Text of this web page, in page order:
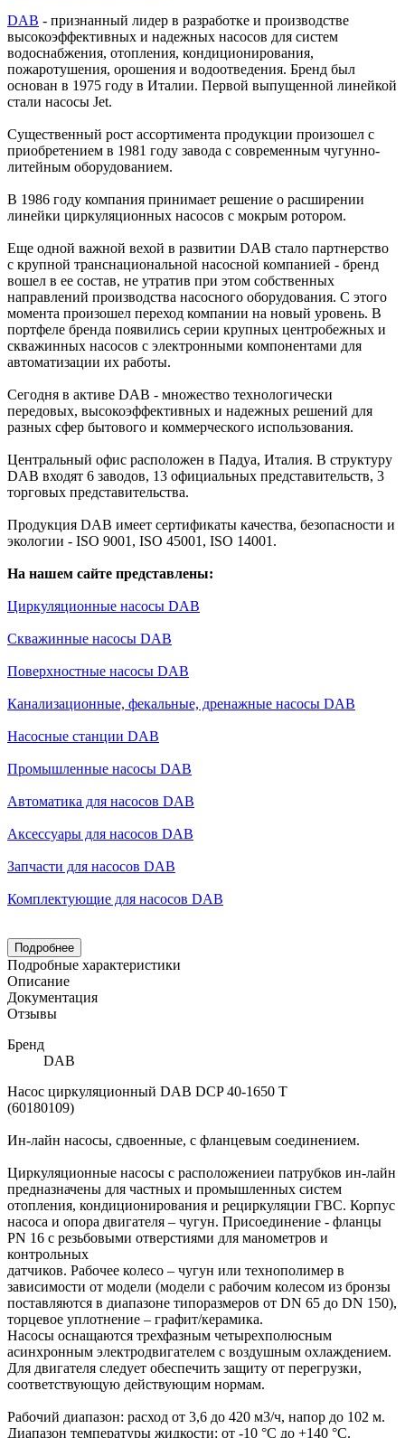
DAB - признанный лидер в разработке и производстве
высокоэффективных и надежных насосов для систем
водоснабжения, отопления, кондиционирования,
пожаротушения, орошения и водоотведения. Бренд был
основан в 1975 году в Италии. Первой выпущенной линейкой
стали насосы Jet.
Существенный рост ассортимента продукции произошел с
приобретением в 1981 году завода с современным чугунно-
литейным оборудованием.
В 1986 году компания принимает решение о расширении
линейки циркуляционных насосов с мокрым ротором.
Еще одной важной вехой в развитии DAB стало партнерство
с крупной транснациональной насосной компанией - бренд
вошел в ее состав, не утратив при этом собственных
направлений производства насосного оборудования. С этого
момента произошел переход компании на новый уровень. В
портфеле бренда появились серии крупных центробежных и
скважинных насосов с электронными компонентами для
автоматизации их работы.
Сегодня в активе DAB - множество технологически
передовых, высокоэффективных и надежных решений для
разных сфер бытового и коммерческого использования.
Центральный офис расположен в Падуа, Италия. В структуру
DAB входят 6 заводов, 13 официальных представительств, 3
торговых представительства.
Продукция DAB имеет сертификаты качества, безопасности и
экологии - ISO 9001, ISO 45001, ISO 14001.
На нашем сайте представлены:
Циркуляционные насосы DAB
Скважинные насосы DAB
Поверхностные насосы DAB
Канализационные, фекальные, дренажные насосы DAB
Насосные станции DAB
Промышленные насосы DAB
Автоматика для насосов DAB
Аксессуары для насосов DAB
Запчасти для насосов DAB
Комплектующие для насосов DAB
Подробнее
Подробные характеристики
Описание
Документация
Отзывы
Бренд
DAB
Насос циркуляционный DAB DCP 40-1650 Т
(60180109)
Ин-лайн насосы, сдвоенные, с фланцевым соединением.
Циркуляционные насосы с расположениеи патрубков ин-лайн
предназначены для частных и промышленных систем
отопления, кондиционирования и рециркуляции ГВС. Корпус
насоса и опора двигателя – чугун. Присоединение - фланцы
PN 16 с резьбовыми отверстиями для манометров и
контрольных
датчиков. Рабочее колесо – чугун или технополимер в
зависимости от модели (модели с рабочим колесом из бронзы
поставляются в диапазоне типоразмеров от DN 65 до DN 150),
торцевое уплотнение – графит/керамика.
Насосы оснащаются трехфазным четырехполюсным
асинхронным электродвигателем с воздушным охлаждением.
Для двигателя следует обеспечить защиту от перегрузки,
соответствующую действующим нормам.
Рабочий диапазон: расход от 3,6 до 420 м3/ч, напор до 102 м.
Диапазон температуры жидкости: от -10 °C до +140 °C.